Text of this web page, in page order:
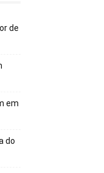
de
em
do